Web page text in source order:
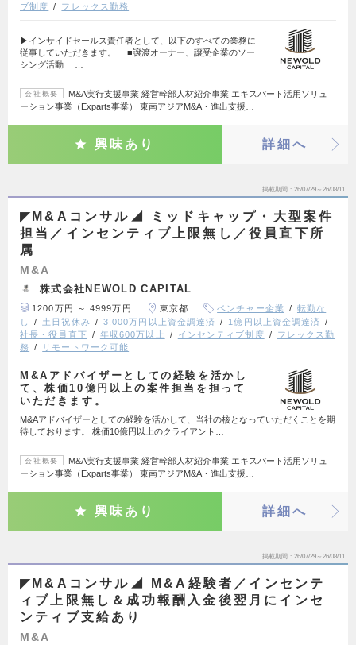
ブ制度
フレックス勤務
▶インサイドセールス責任者として、以下のすべての業務に
従事していただきます。 ■譲渡オーナー、譲受企業のソー
シング活動 …
会社概要
M&A実行支援事業 経営幹部人材紹介事業 エキスパート活用ソリュ
ーション事業（Exparts事業） 東南アジアM&A・進出支援…
興味あり 詳細へ
掲載期間 26/07/29～26/08/11
◤M&Aコンサル◢ ミッドキャップ・大型案件
担当／インセンティブ上限無し／役員直下所
属
M&A
株式会社NEWOLD CAPITAL
1200万円 ～ 4999万円 東京都 ベンチャー企業
転勤な
し
土日祝休み 3,000万円以上資金調達済
1億円以上資金調達済
社長・役員直下
年収600万以上 インセンティブ制度
フレックス勤
務
リモートワーク可能
M&Aアドバイザーとしての経験を活かし
て、株価10億円以上の案件担当を担って
いただきます。
M&Aアドバイザーとしての経験を活かして、当社の核となっていただくことを期
待しております。 株価10億円以上のクライアント…
会社概要
M&A実行支援事業 経営幹部人材紹介事業 エキスパート活用ソリュ
ーション事業（Exparts事業） 東南アジアM&A・進出支援…
興味あり 詳細へ
掲載期間 26/07/29～26/08/11
◤M&Aコンサル◢ M&A経験者／インセンテ
ィブ上限無し＆成功報酬入金後翌月にインセ
ンティブ支給あり
M&A